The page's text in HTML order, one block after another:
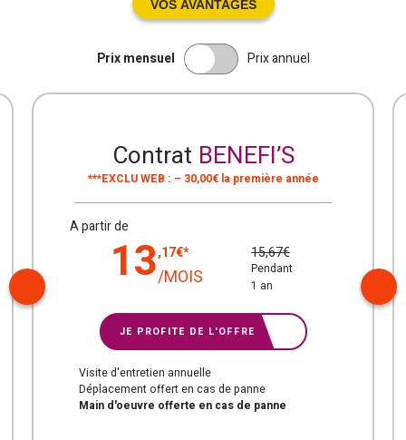
Prix mensuel Prix annuel
VOS AVANTAGES
Contrat BENEFI’S
***EXCLU WEB : – 30,00€ la première année
A partir de
13,17€*
/MOIS
15,67€
Pendant
1 an
JE PROFITE DE L'OFFRE
Visite d'entretien annuelle
Déplacement offert en cas de panne
Main d'oeuvre offerte en cas de panne